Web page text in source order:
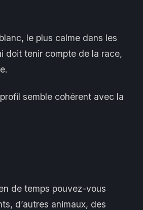
le plus calme dans les
doit tenir compte de la race,
semble cohérent avec la
de temps pouvez-vous
d’autres animaux, des